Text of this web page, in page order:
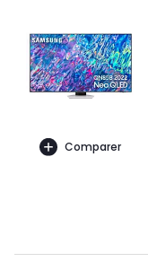
Comparer